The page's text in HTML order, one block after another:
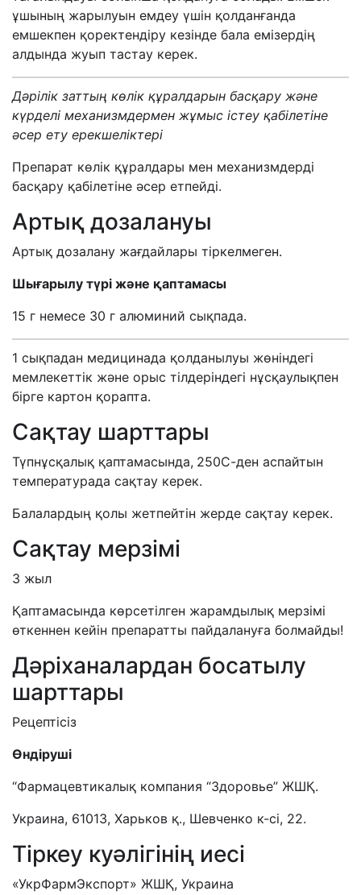
ұшының жарылуын емдеу үшін қолданғанда
емшекпен қоректендіру кезінде бала емізердің
алдында жуып тастау керек.
Дәрілік заттың көлік құралдарын басқару және
күрделі механизмдермен жұмыс істеу қабілетіне
әсер ету ерекшеліктері
Препарат көлік құралдары мен механизмдерді
басқару қабілетіне әсер етпейді.
Артық дозалануы
Артық дозалану жағдайлары тіркелмеген.
Шығарылу түрі және қаптамасы
15 г немесе 30 г алюминий сықпада.
1 сықпадан медицинада қолданылуы жөніндегі
мемлекеттік және орыс тілдеріндегі нұсқаулықпен
бірге картон қорапта.
Сақтау шарттары
Түпнұсқалық қаптамасында, 250С-ден аспайтын
температурада сақтау керек.
Балалардың қолы жетпейтін жерде сақтау керек.
Сақтау мерзімі
3 жыл
Қаптамасында көрсетілген жарамдылық мерзімі
өткеннен кейін препаратты пайдалануға болмайды!
Дәріханалардан босатылу
шарттары
Рецептісіз
­Өндіруші
“Фармацевтикалық компания “Здоровье” ЖШҚ.
Украина, 61013, Харьков қ., Шевченко к-сі, 22.
Тіркеу куәлігінің иесі
«УкрФармЭкспорт» ЖШҚ, Украина